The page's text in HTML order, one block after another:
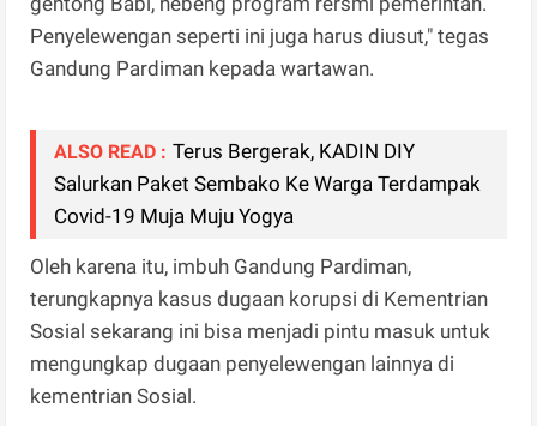
Penyelewengan seperti ini juga harus diusut," tegas
Gandung Pardiman kepada wartawan.
ALSO READ : Terus Bergerak, KADIN DIY
Salurkan Paket Sembako Ke Warga Terdampak
Covid-19 Muja Muju Yogya
Oleh karena itu, imbuh Gandung Pardiman,
terungkapnya kasus dugaan korupsi di Kementrian
Sosial sekarang ini bisa menjadi pintu masuk untuk
mengungkap dugaan penyelewengan lainnya di
kementrian Sosial.